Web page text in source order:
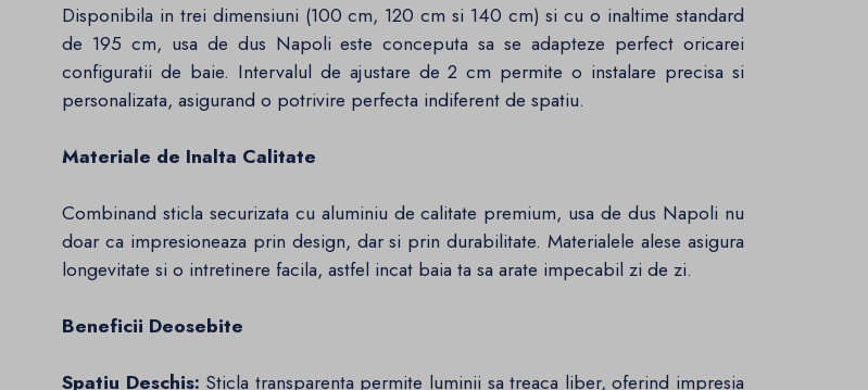
Disponibila in trei dimensiuni (100 cm, 120 cm si 140 cm) si cu o inaltime standard
de 195 cm, usa de dus Napoli este conceputa sa se adapteze perfect oricarei
configuratii de baie. Intervalul de ajustare de 2 cm permite o instalare precisa si
personalizata, asigurand o potrivire perfecta indiferent de spatiu.
Materiale de Inalta Calitate
Combinand sticla securizata cu aluminiu de calitate premium, usa de dus Napoli nu
doar ca impresioneaza prin design, dar si prin durabilitate. Materialele alese asigura
longevitate si o intretinere facila, astfel incat baia ta sa arate impecabil zi de zi.
Beneficii Deosebite
Spatiu Deschis: Sticla transparenta permite luminii sa treaca liber, oferind impresia